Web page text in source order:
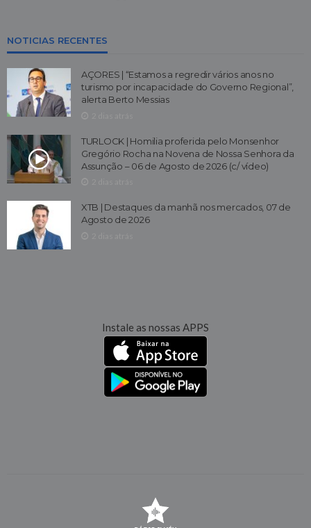
NOTICIAS RECENTES
AÇORES | “Estamos a regredir vários anos no
turismo por incapacidade do Governo Regional”,
alerta Berto Messias
TURLOCK | Homilia proferida pelo Monsenhor
Gregório Rocha na Novena de Nossa Senhora da
Assunção – 06 de Agosto de 2026 (c/ vídeo)
XTB | Destaques da manhã nos mercados, 07 de
Agosto de 2026
Instale as nossas APPS